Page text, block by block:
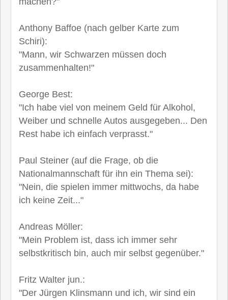
Anthony Baffoe (nach gelber Karte zum
Schiri):
"Mann, wir Schwarzen müssen doch
zusammenhalten!"
George Best:
"Ich habe viel von meinem Geld für Alkohol,
Weiber und schnelle Autos ausgegeben... Den
Rest habe ich einfach verprasst."
Paul Steiner (auf die Frage, ob die
Nationalmannschaft für ihn ein Thema sei):
"Nein, die spielen immer mittwochs, da habe
ich keine Zeit..."
Andreas Möller:
"Mein Problem ist, dass ich immer sehr
selbstkritisch bin, auch mir selbst gegenüber."
Fritz Walter jun.:
"Der Jürgen Klinsmann und ich, wir sind ein